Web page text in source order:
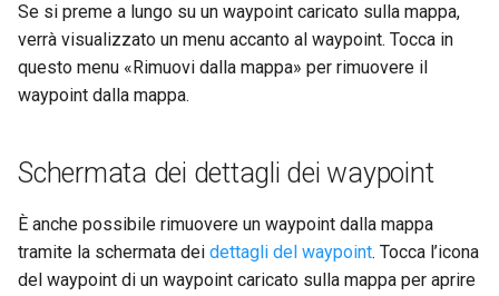
Se si preme a lungo su un waypoint caricato sulla mappa,
verrà visualizzato un menu accanto al waypoint. Tocca in
questo menu «Rimuovi dalla mappa» per rimuovere il
waypoint dalla mappa.
Schermata dei dettagli dei waypoint
È anche possibile rimuovere un waypoint dalla mappa
tramite la schermata dei dettagli del waypoint. Tocca l’icona
del waypoint di un waypoint caricato sulla mappa per aprire